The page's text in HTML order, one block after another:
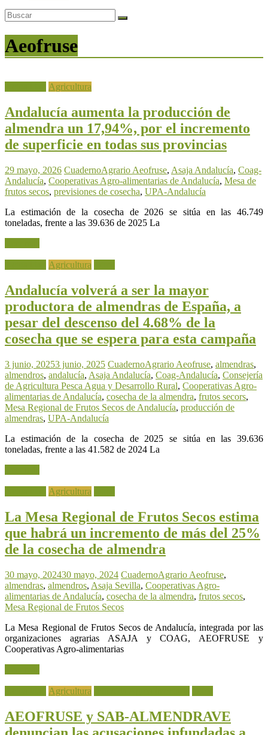
Aeofruse
Agricultura
Andalucía aumenta la producción de
almendra un 17,94%, por el incremento
de superficie en todas sus provincias
29 mayo, 2026 CuadernoAgrario Aeofruse, Asaja Andalucía, Coag-
Andalucía, Cooperativas Agro-alimentarias de Andalucía, Mesa de
frutos secos, previsiones de cosecha, UPA-Andalucía
La estimación de la cosecha de 2026 se sitúa en las 46.749
toneladas, frente a las 39.636 de 2025 La
Agricultura
Andalucía volverá a ser la mayor
productora de almendras de España, a
pesar del descenso del 4.68% de la
cosecha que se espera para esta campaña
3 junio, 20253 junio, 2025 CuadernoAgrario Aeofruse, almendras,
almendros, andalucía, Asaja Andalucía, Coag-Andalucía, Consejería
de Agricultura Pesca Agua y Desarrollo Rural, Cooperativas Agro-
alimentarias de Andalucía, cosecha de la almendra, frutos secors,
Mesa Regional de Frutos Secos de Andalucía, producción de
almendras, UPA-Andalucía
La estimación de la cosecha de 2025 se sitúa en las 39.636
toneladas, frente a las 41.582 de 2024 La
Agricultura
La Mesa Regional de Frutos Secos estima
que habrá un incremento de más del 25%
de la cosecha de almendra
30 mayo, 202430 mayo, 2024 CuadernoAgrario Aeofruse,
almendras, almendros, Asaja Sevilla, Cooperativas Agro-
alimentarias de Andalucía, cosecha de la almendra, frutos secos,
Mesa Regional de Frutos Secos
La Mesa Regional de Frutos Secos de Andalucía, integrada por las
organizaciones agrarias ASAJA y COAG, AEOFRUSE y
Cooperativas Agro-alimentarias
Agricultura
AEOFRUSE y SAB-ALMENDRAVE